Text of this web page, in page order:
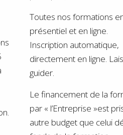
Toutes nos formations
présentiel et en ligne.
Inscription automatique,
directement en ligne.
guider.
Le financement de la
par « l’Entreprise »est
autre budget que celui